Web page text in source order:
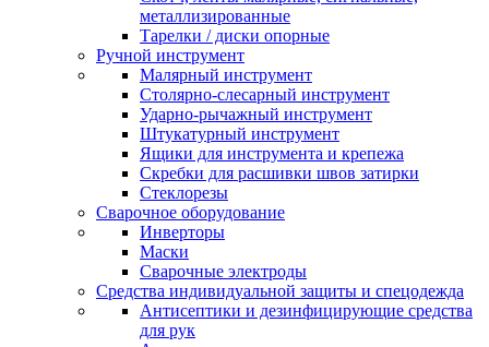
металлизированные
Тарелки / диски опорные
Ручной инструмент
Малярный инструмент
Столярно-слесарный инструмент
Ударно-рычажный инструмент
Штукатурный инструмент
Ящики для инструмента и крепежа
Скребки для расшивки швов затирки
Стеклорезы
Сварочное оборудование
Инверторы
Маски
Сварочные электроды
Средства индивидуальной защиты и спецодежда
Антисептики и дезинфицирующие средства
для рук